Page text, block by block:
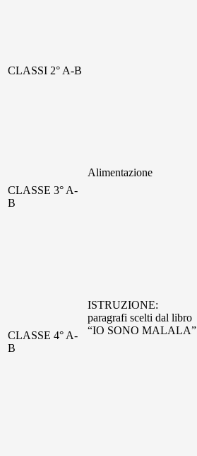
CLASSI 2° A-B
CLASSE 3° A-
B
Alimentazione
CLASSE 4° A-
B
ISTRUZIONE:
paragrafi scelti dal libro
“IO SONO MALALA”